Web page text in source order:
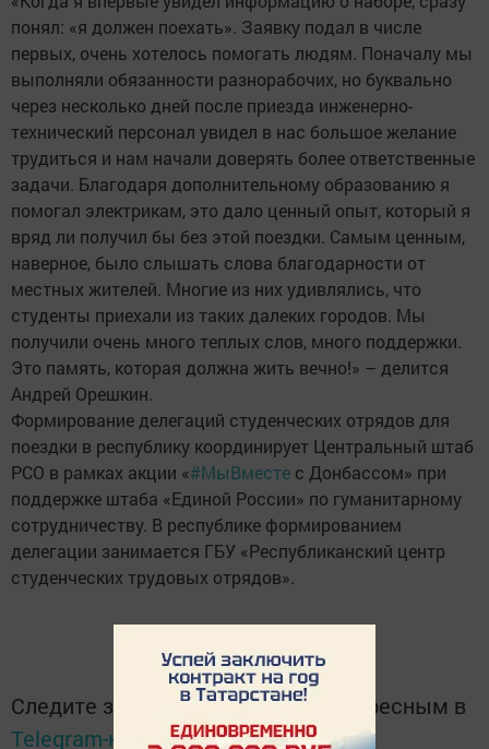
понял: «я должен поехать». Заявку подал в числе
первых, очень хотелось помогать людям. Поначалу мы
выполняли обязанности разнорабочих, но буквально
через несколько дней после приезда инженерно-
технический персонал увидел в нас большое желание
трудиться и нам начали доверять более ответственные
задачи. Благодаря дополнительному образованию я
помогал электрикам, это дало ценный опыт, который я
вряд ли получил бы без этой поездки. Самым ценным,
наверное, было слышать слова благодарности от
местных жителей. Многие из них удивлялись, что
студенты приехали из таких далеких городов. Мы
получили очень много теплых слов, много поддержки.
Это память, которая должна жить вечно!» – делится
Андрей Орешкин.
Формирование делегаций студенческих отрядов для
поездки в республику координирует Центральный штаб
РСО в рамках акции «#МыВместе с Донбассом» при
поддержке штаба «Единой России» по гуманитарному
сотрудничеству. В республике формированием
делегации занимается ГБУ «Республиканский центр
студенческих трудовых отрядов».
Следите за самым важным и интересным в
Telegram-каналеТатмедиа